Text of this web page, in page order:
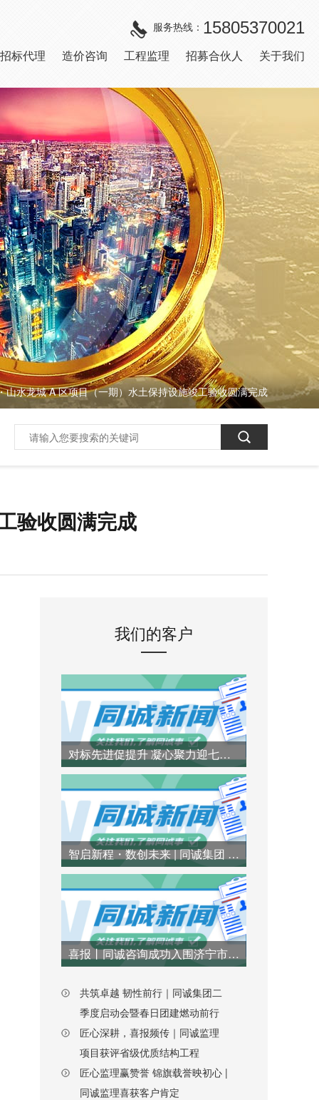
服务热线： 15805370021
招标代理 造价咨询 工程监理 招募合伙人 关于我们
山水龙城 A 区项目（一期）水土保持设施竣工验收圆满完成
验收圆满完成
我们的客户
对标先进促提升 凝心聚力迎七一 | 同诚咨询赴行业标杆企业参访交流
智启新程・数创未来 | 同诚集团 AI 技术专题培训圆满举办
喜报丨同诚咨询成功入围济宁市兖州区财政局财政投资评审造价咨询服务项目
共筑卓越 韧性前行｜同诚集团二
季度启动会暨春日团建燃动前行
匠心深耕，喜报频传｜同诚监理
项目获评省级优质结构工程
匠心监理赢赞誉 锦旗载誉映初心 |
同诚监理喜获客户肯定